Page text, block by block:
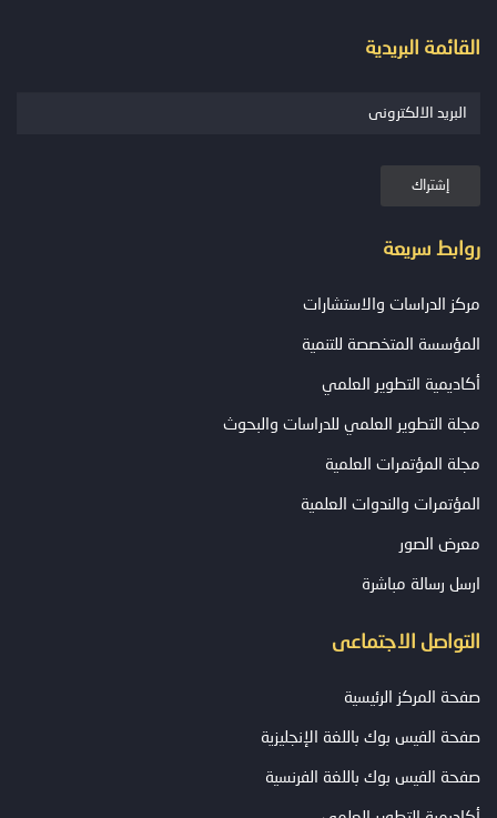
القائمة البريدية
روابط سريعة
مركز الدراسات والاستشارات
المؤسسة المتخصصة للتنمية
أكاديمية التطوير العلمي
مجلة التطوير العلمي للدراسات والبحوث
مجلة المؤتمرات العلمية
المؤتمرات والندوات العلمية
معرض الصور
ارسل رسالة مباشرة
التواصل الاجتماعى
صفحة المركز الرئيسية
صفحة الفيس بوك باللغة الإنجليزية
صفحة الفيس بوك باللغة الفرنسية